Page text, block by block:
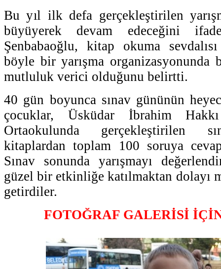
Bu yıl ilk defa gerçekleştirilen
büyüyerek devam edeceğini
Şenbabaoğlu, kitap okuma
böyle bir yarışma organizasyonunda
mutluluk verici olduğunu belirtti.
40 gün boyunca sınav gününün
çocuklar, Üsküdar İbrahim
Ortaokulunda gerçekleştirilen
kitaplardan toplam 100 soruya
Sınav sonunda yarışmayı
güzel bir etkinliğe katılmaktan dolayı
getirdiler.
FOTOĞRAF GALERİSİ